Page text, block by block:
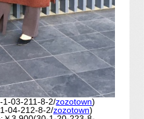
1-03-211-8-2/zozotown)
04-212-8-2/zozotown)